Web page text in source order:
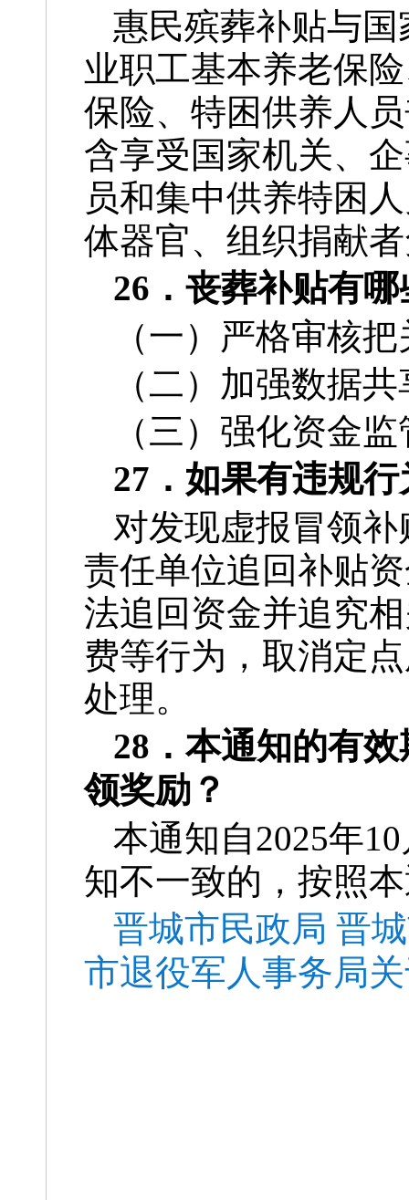
惠民殡葬补贴与
业职工基本养老保
保险、特困供养人
含享受国家机关、
员和集中供养特困
体器官、组织捐献
26．丧葬补贴有
（一）严格审核
（二）加强数据
（三）强化资金
27．如果有违规
对发现虚报冒领
责任单位追回补贴
法追回资金并追究
费等行为，取消定
处理。
28．本通知的有
领奖励？
本通知自2025年
知不一致的，按照
晋城市民政局 晋
市退役军人事务局